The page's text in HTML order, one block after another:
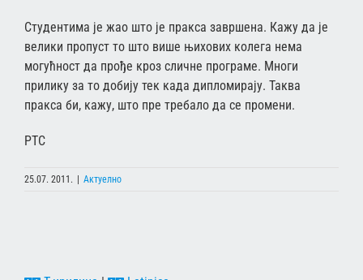
Студентима је жао што је пракса завршена. Кажу да је
велики пропуст то што више њихових колега нема
могућност да прође кроз сличне програме. Многи
прилику за то добију тек када дипломирају. Таква
пракса би, кажу, што пре требало да се промени.
РТС
25.07. 2011. | Актуелно